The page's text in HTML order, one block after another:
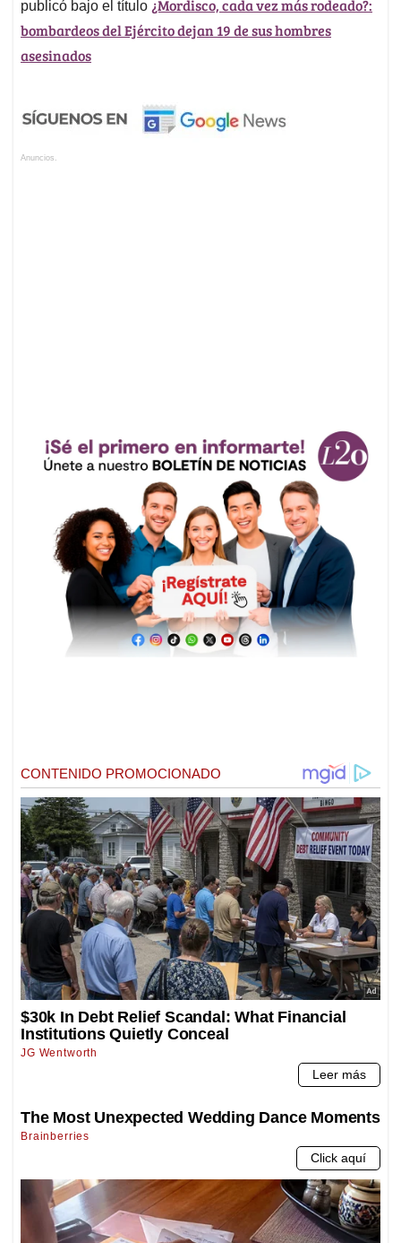
publicó bajo el título ¿Mordisco, cada vez más rodeado?:
bombardeos del Ejército dejan 19 de sus hombres
asesinados
Anuncios.